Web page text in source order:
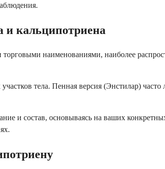
и кальципотриена
наименованиями, наиболее
тела. Пенная версия (Энстилар)
и состав, основываясь на ваших